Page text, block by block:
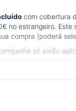
com cobertura
no estrangeiro.
compra (poderá
só serão
de promoção